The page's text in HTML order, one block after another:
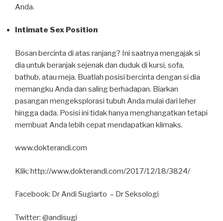
Anda.
Intimate Sex Position
Bosan bercinta di atas ranjang? Ini saatnya mengajak si
dia untuk beranjak sejenak dan duduk di kursi, sofa,
bathub, atau meja. Buatlah posisi bercinta dengan si dia
memangku Anda dan saling berhadapan. Biarkan
pasangan mengeksplorasi tubuh Anda mulai dari leher
hingga dada. Posisi ini tidak hanya menghangatkan tetapi
membuat Anda lebih cepat mendapatkan klimaks.
www.dokterandi.com
Klik: http://www.dokterandi.com/2017/12/18/3824/
Facebook: Dr Andi Sugiarto – Dr Seksologi
Twitter: @andisugi